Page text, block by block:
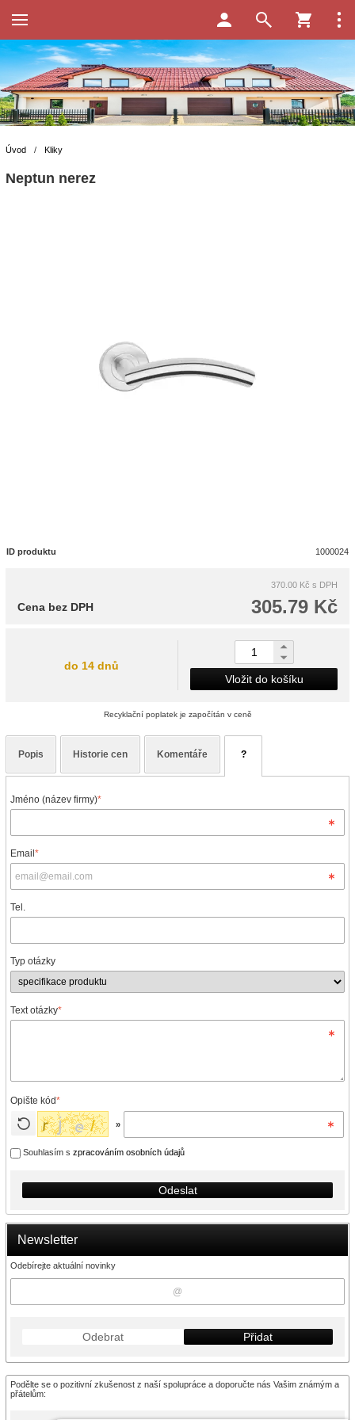
Newsletter
Odebírejte aktuální novinky
Odebrat Přidat
Podělte se o pozitivní zkušenost z naší spolupráce a doporučte nás Vašim známým a
přátelům:
Úvod / Kliky
Neptun nerez
ID produktu 1000024
370.00 Kč s DPH
305.79 Kč
Cena bez DPH
do 14 dnů
Vložit do košíku
Recyklační poplatek je započítán v ceně
Popis Historie cen Komentáře ?
Jméno (název firmy)*
Email *
Tel.
Typ otázky
Text otázky*
Opište kód*
»
Souhlasím s zpracováním osobních údajů
Odeslat